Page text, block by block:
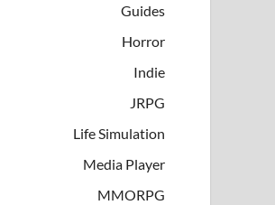
Guides
Horror
Indie
JRPG
Life Simulation
Media Player
MMORPG